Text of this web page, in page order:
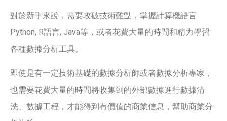
對於新手來說，需要攻破技術難點，掌握計算機語言
Python, R語言, Java等，或者花費大量的時間和精力學習
各種數據分析工具。
即使是有一定技術基礎的數據分析師或者數據分析專家，
也需要花費大量的時間將收集到的外部數據進行數據清
洗、數據工程，才能得到有價值的商業信息，幫助商業分